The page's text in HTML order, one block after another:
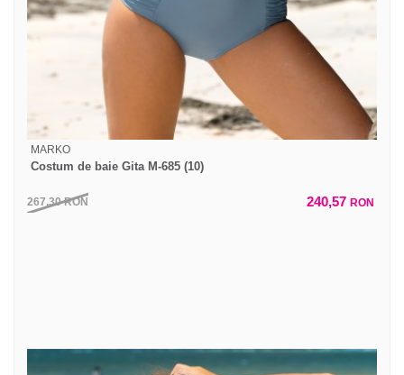
MARKO
Costum de baie Gita M-685 (10)
267,30RON 240,57 RON